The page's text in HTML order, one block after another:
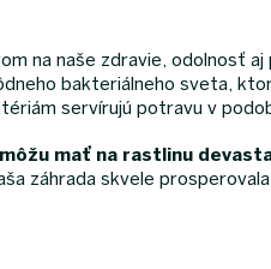
na naše zdravie, odolnosť
bakteriálneho sveta,
servírujú potravu v
mať na rastlinu
záhrada skvele prosperovala.